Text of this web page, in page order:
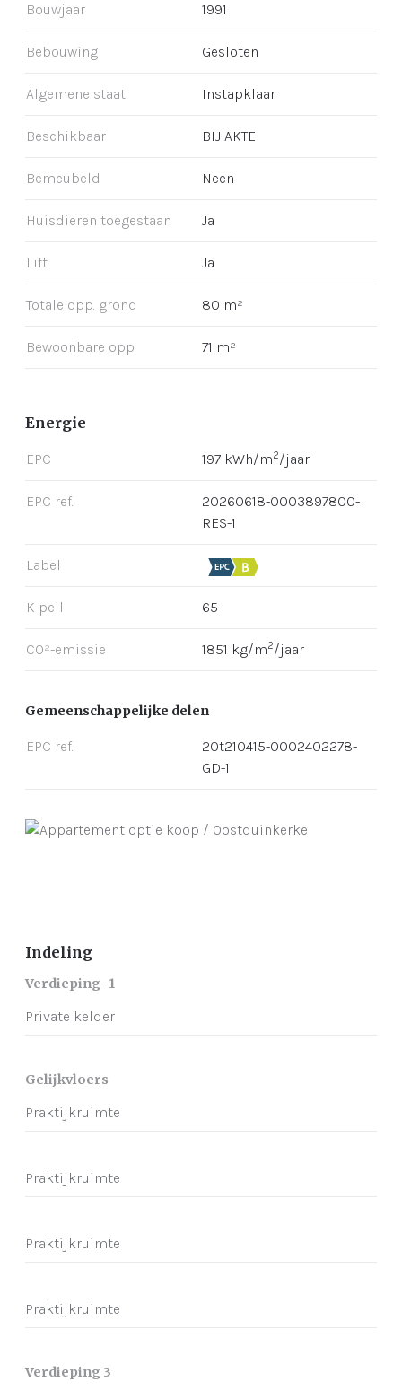
Bouwjaar 1991
Bebouwing Gesloten
Algemene staat Instapklaar
Beschikbaar BIJ AKTE
Bemeubeld Neen
Huisdieren toegestaan Ja
Lift Ja
Totale opp. grond 80 m²
Bewoonbare opp. 71 m²
Energie
EPC 197 kWh/m2/jaar
EPC ref.
20260618-0003897800-
RES-1
Label
K peil 65
CO²-emissie 1851 kg/m2/jaar
Gemeenschappelijke delen
EPC ref.
20t210415-0002402278-
GD-1
Indeling
Verdieping -1
Private kelder
Gelijkvloers
Praktijkruimte
Praktijkruimte
Praktijkruimte
Praktijkruimte
Verdieping 3